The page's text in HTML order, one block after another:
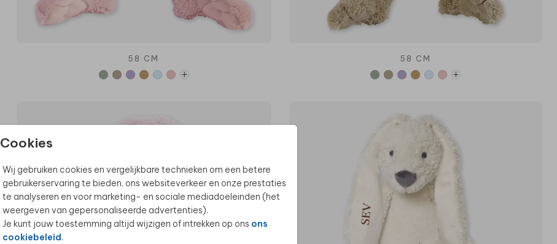
Cookies
Wij gebruiken cookies en vergelijkbare technieken om een betere
gebruikerservaring te bieden, ons websiteverkeer en onze prestaties
te analyseren en voor marketing- en sociale mediadoeleinden (het
weergeven van gepersonaliseerde advertenties).
Je kunt jouw toestemming altijd wijzigen of intrekken op ons ons
cookiebeleid.
58 CM 58 CM